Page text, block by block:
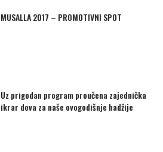
MUSALLA 2017 – PROMOTIVNI SPOT
Uz prigodan program proučena zajednička
ikrar dova za naše ovogodišnje hadžije